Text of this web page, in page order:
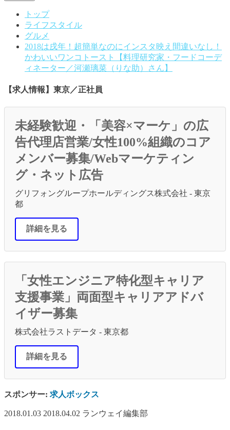
トップ
ライフスタイル
グルメ
2018は戌年！超簡単なのにインスタ映え間違いなし！
かわいいワンコトースト【料理研究家・フードコーデ
ィネーター／河瀬璃菜（りな助）さん】
【求人情報】東京／正社員
未経験歓迎・「美容×マーケ」の広
告代理店営業/女性100%組織のコア
メンバー募集/Webマーケティン
グ・ネット広告
グリフォングループホールディングス株式会社 - 東京
都
詳細を見る
「女性エンジニア特化型キャリア
支援事業」両面型キャリアアドバ
イザー募集
株式会社ラストデータ - 東京都
詳細を見る
スポンサー: 求人ボックス
2018.01.03 2018.04.02 ランウェイ編集部